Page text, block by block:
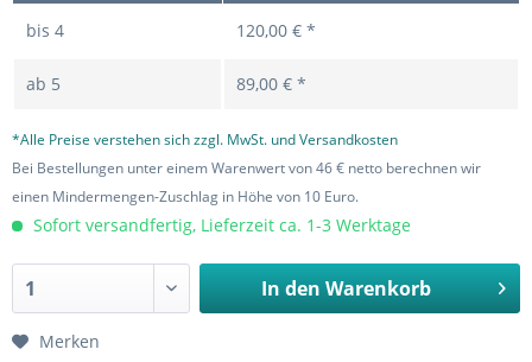
bis 4 120,00 € *
ab 5 89,00 € *
*Alle Preise verstehen sich zzgl. MwSt. und Versandkosten
Bei Bestellungen unter einem Warenwert von 46 € netto berechnen wir
einen Mindermengen-Zuschlag in Höhe von 10 Euro.
Sofort versandfertig, Lieferzeit ca. 1-3 Werktage
In den Warenkorb
Merken